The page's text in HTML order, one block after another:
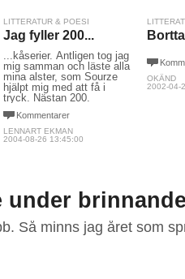
LITTERATUR & POESI
Jag fyller 200...
...kåserier. Äntligen tog jag
mig samman och läste alla
mina alster, som Sourze
hjälpt mig med att få i
tryck. Nästan 200.
Kommentarer
LENNART EKMAN
2004-08-26 13:45:00
OKÄND
2002-04-
under
Så minns jag året som